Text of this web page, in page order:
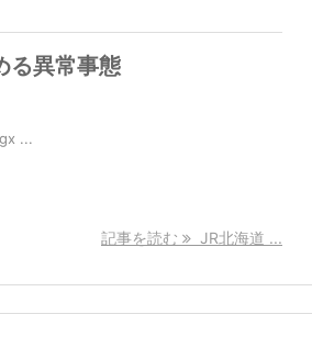
る異常事態
...
記事を読む JR北海道 ...